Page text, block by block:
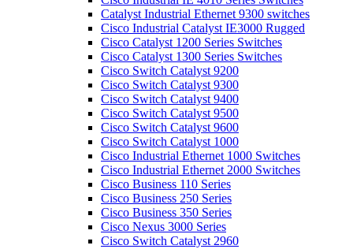
Catalyst Industrial Ethernet 9300 switches
Cisco Industrial Catalyst IE3000 Rugged
Cisco Catalyst 1200 Series Switches
Cisco Catalyst 1300 Series Switches
Cisco Switch Catalyst 9200
Cisco Switch Catalyst 9300
Cisco Switch Catalyst 9400
Cisco Switch Catalyst 9500
Cisco Switch Catalyst 9600
Cisco Switch Catalyst 1000
Cisco Industrial Ethernet 1000 Switches
Cisco Industrial Ethernet 2000 Switches
Cisco Business 110 Series
Cisco Business 250 Series
Cisco Business 350 Series
Cisco Nexus 3000 Series
Cisco Switch Catalyst 2960